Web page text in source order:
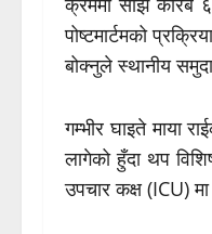
पोष्टमार्टमको
बोक्नुले स्थानीय
गम्भीर घाइते माया
लागेको हुँदा थप
उपचार कक्ष (ICU)